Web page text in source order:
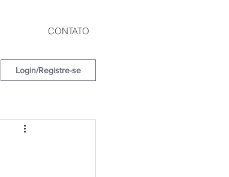
CONTATO
Login/Registre-se